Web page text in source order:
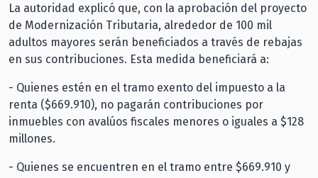
La autoridad explicó que, con la aprobación del proyecto
de Modernización Tributaria, alrededor de 100 mil
adultos mayores serán beneficiados a través de rebajas
en sus contribuciones. Esta medida beneficiará a:
- Quienes estén en el tramo exento del impuesto a la
renta ($669.910), no pagarán contribuciones por
inmuebles con avalúos fiscales menores o iguales a $128
millones.
- Quienes se encuentren en el tramo entre $669.910 y